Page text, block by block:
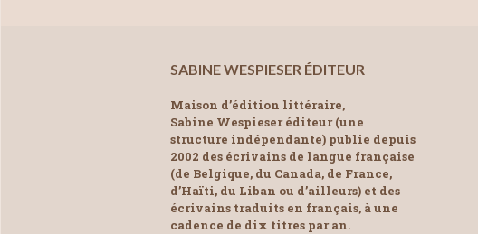
SABINE WESPIESER ÉDITEUR
Maison d’édition littéraire,
Sabine Wespieser éditeur (une
structure indépendante) publie depuis
2002 des écrivains de langue française
(de Belgique, du Canada, de France,
d’Haïti, du Liban ou d’ailleurs) et des
écrivains traduits en français, à une
cadence de dix titres par an.